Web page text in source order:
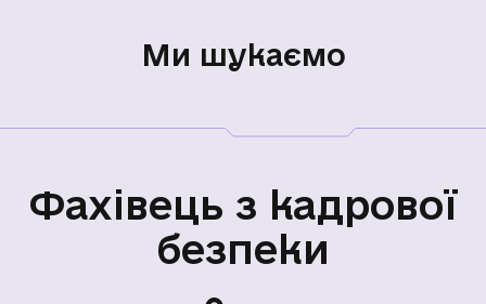
Ми шукаємо
Фахівець з кадрової
безпеки